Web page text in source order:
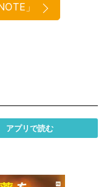
」
アプリで読む